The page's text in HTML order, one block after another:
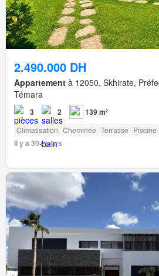
2.490.000 DH
Appartement à 12050, Skhirate,
Témara
3 2 139 m²
Climatisation Cheminée Terrasse Piscine
Il y a 30+ jours